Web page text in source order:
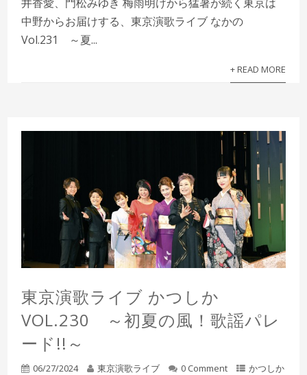
中野からお届けする、東京演歌ライブ なかの
Vol.231 ～夏...
+ READ MORE
東京演歌ライブ かつしか
VOL.230 ～初夏の風！歌謡パレ
ード!!～
06/27/2024 東京演歌ライブ 0 Comment かつしか